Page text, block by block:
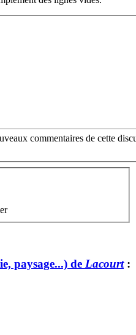
commentaires de cette
paysage...) de Lacourt: